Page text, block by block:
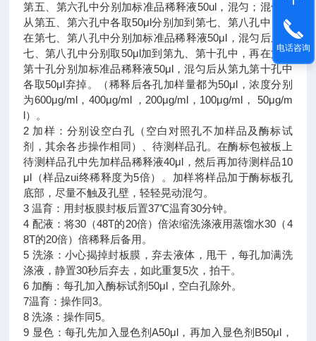
第五、第六孔中分别加标准品稀释液50ul，混匀；混匀后
从第五、第六孔中各取50μl分别加到第七、第八孔中，再
在第七、第八孔中分别加标准品稀释液50μl，混匀后从第
七、第八孔中分别取50μl加到第九、第十孔中，再在第九
第十孔分别加标准品稀释液50μl，混匀后从第九第十孔中
各取50μl弃掉。（稀释后各孔加样量都为50μl，浓度分别
为600μg/ml，400μg/ml ，200μg/ml，100μg/ml， 50μg/m
l）。
2 加样：分别设空白孔（空白对照孔不加样品及酶标试
剂，其余各步操作相同）、待测样品孔。在酶标包被板上
待测样品孔中先加样品稀释液40μl，然后再加待测样品10
μl（样品zui终稀释度为5倍）。加样将样品加于酶标板孔
底部，尽量不触及孔壁，轻轻晃动混匀。
3 温育：用封板膜封板后置37℃温育30分钟。
4 配液：将30（48T的20倍）倍浓缩洗涤液用蒸馏水30（4
8T的20倍）倍稀释后备用。
5 洗涤：小心揭掉封板膜，弃去液体，甩干，每孔加满洗
涤液，静置30秒后弃去，如此重复5次，拍干。
6 加酶：每孔加入酶标试剂50μl，空白孔除外。
7温育：操作同3。
8 洗涤：操作同5。
9 显色：每孔先加入显色剂A50μl，再加入显色剂B50μl，
电话咨询